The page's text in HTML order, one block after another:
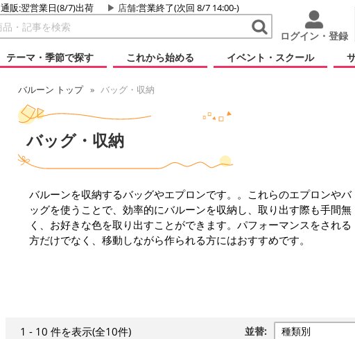
通販:翌営業日(8/7)出荷 店舗:営業終了(次回 8/7 14:00-)
ログイン・登録
テーマ・季節で探す
これから始める イベント・スクール
バルーン トップ バッグ・収納
バッグ・収納
バルーンを収納するバッグやエプロンです。。これらのエプロンやバ
ッグを使うことで、効率的にバルーンを収納し、取り出す際も手間無
く、お好きな色を取り出すことができます。パフォーマンスをされる
方だけでなく、移動しながら作られる方にはおすすめです。
1 - 10 件を表示(全10件) 並替: